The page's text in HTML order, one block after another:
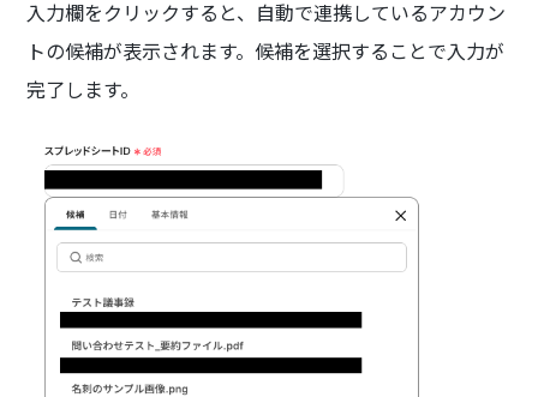
入力欄をクリックすると、自動で連携しているアカウン
トの候補が表示されます。候補を選択することで入力が
完了します。